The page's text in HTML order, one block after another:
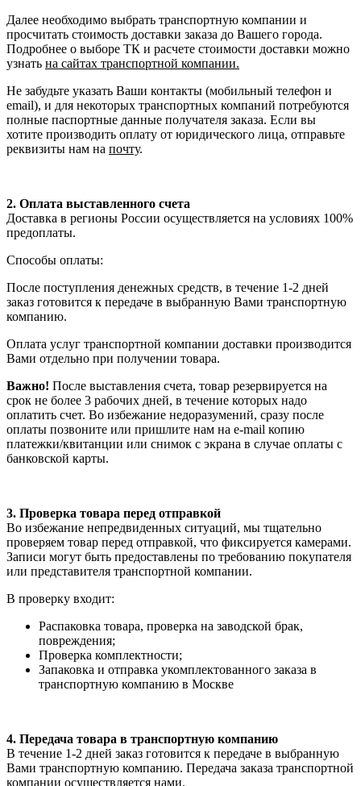
Далее необходимо выбрать транспортную компании и
просчитать стоимость доставки заказа до Вашего города.
Подробнее о выборе ТК и расчете стоимости доставки можно
узнать на сайтах транспортной компании.
Не забудьте указать Ваши контакты (мобильный телефон и
email), и для некоторых транспортных компаний потребуются
полные паспортные данные получателя заказа. Если вы
хотите производить оплату от юридического лица, отправьте
реквизиты нам на почту.
2. Оплата выставленного счета
Доставка в регионы России осуществляется на условиях 100%
предоплаты.
Способы оплаты:
После поступления денежных средств, в течение 1-2 дней
заказ готовится к передаче в выбранную Вами транспортную
компанию.
Оплата услуг транспортной компании доставки производится
Вами отдельно при получении товара.
Важно! После выставления счета, товар резервируется на
срок не более 3 рабочих дней, в течение которых надо
оплатить счет. Во избежание недоразумений, сразу после
оплаты позвоните или пришлите нам на e-mail копию
платежки/квитанции или снимок с экрана в случае оплаты с
банковской карты.
3. Проверка товара перед отправкой
Во избежание непредвиденных ситуаций, мы тщательно
проверяем товар перед отправкой, что фиксируется камерами.
Записи могут быть предоставлены по требованию покупателя
или представителя транспортной компании.
В проверку входит:
Распаковка товара, проверка на заводской брак,
повреждения;
Проверка комплектности;
Запаковка и отправка укомплектованного заказа в
транспортную компанию в Москве
4. Передача товара в транспортную компанию
В течение 1-2 дней заказ готовится к передаче в выбранную
Вами транспортную компанию. Передача заказа транспортной
компании осуществляется нами.